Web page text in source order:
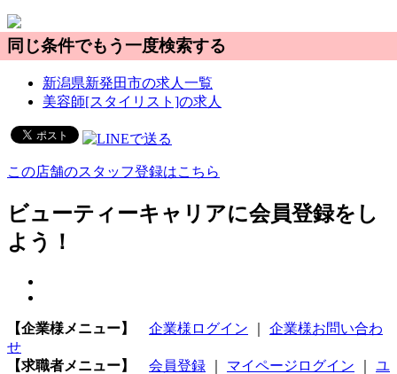
同じ条件でもう一度検索する
新潟県新発田市の求人一覧
美容師[スタイリスト]の求人
この店舗のスタッフ登録はこちら
ビューティーキャリアに会員登録をし
よう！
【企業様メニュー】 企業様ログイン
企業様お問い合わ
せ
【求職者メニュー】
会員登録 マイページログイン
ユ